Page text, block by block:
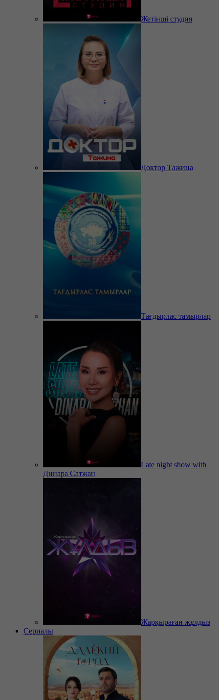
Жетінші студия
Доктор Тажина
Тағдырлас тамырлар
Late night show with
Динара Сатжан
Жарқыраған жұлдыз
Сериалы